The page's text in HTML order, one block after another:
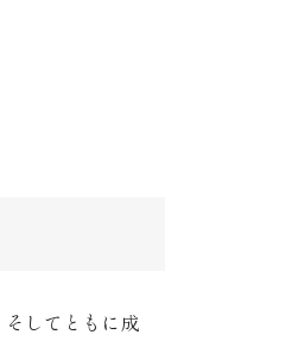
してともに成